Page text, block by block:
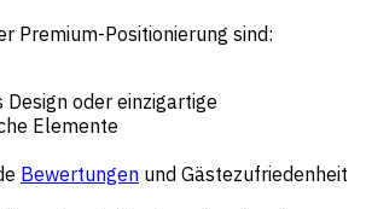
Premium-Positionierung sind:
Design oder einzigartige
Elemente
Bewertungen und Gästezufriedenheit